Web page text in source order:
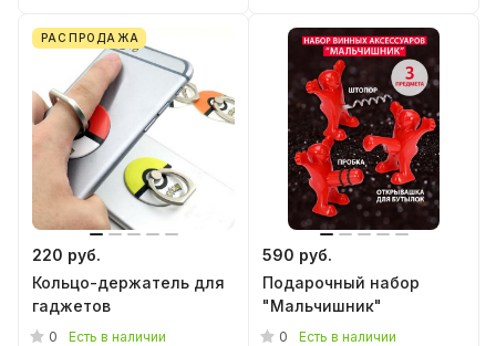
РАСПРОДАЖА
220 руб.
Кольцо-держатель для
гаджетов
0
Есть в наличии
590 руб.
Подарочный набор
"Мальчишник"
0
Есть в наличии